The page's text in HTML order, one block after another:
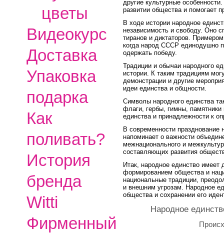
цветы
Видеокурс
Доставка
Упаковка
подарка
Как
поливать?
История
бренда
Witti
Фирменный
другие культурные
развитии общества и помогает
В ходе истории народное
независимость и свободу. Оно
тиранов и диктаторов.
когда народ СССР единодушно
одержать победу.
Традиции и обычаи народного
истории. К таким традициям
демонстрации и другие
идеи единства и общности.
Символы народного единства
флаги, гербы, гимны,
единства и принадлежности к
В современности празднование
напоминает о важности
межнационального и
составляющих развития
Итак, народное единство имеет
формированием общества и
национальные традиции,
и внешним угрозам. Народное
общества и сохранении его
Народное